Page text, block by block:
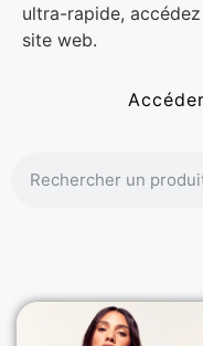
ultra-rapide,
site web.